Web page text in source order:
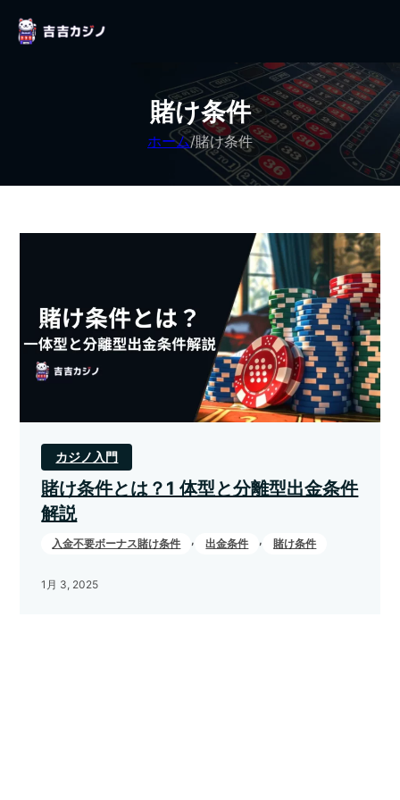
賭け条件
ホーム/賭け条件
カジノ入門
賭け条件とは？1 体型と分離型出金条件
解説
入金不要ボーナス賭け条件 , 出金条件 , 賭け条件
1月 3, 2025